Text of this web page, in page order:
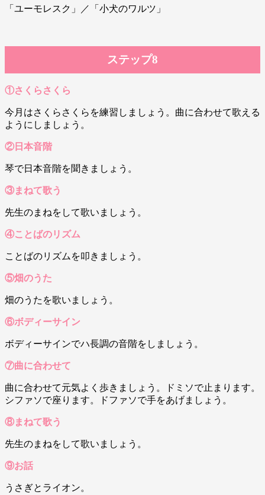
「ユーモレスク」／「小犬のワルツ」
ステップ8
①さくらさくら
今月はさくらさくらを練習しましょう。曲に合わせて歌える
ようにしましょう。
②日本音階
琴で日本音階を聞きましょう。
③まねて歌う
先生のまねをして歌いましょう。
④ことばのリズム
ことばのリズムを叩きましょう。
⑤畑のうた
畑のうたを歌いましょう。
⑥ボディーサイン
ボディーサインでハ長調の音階をしましょう。
⑦曲に合わせて
曲に合わせて元気よく歩きましょう。ドミソで止まります。
シファソで座ります。ドファソで手をあげましょう。
⑧まねて歌う
先生のまねをして歌いましょう。
⑨お話
うさぎとライオン。